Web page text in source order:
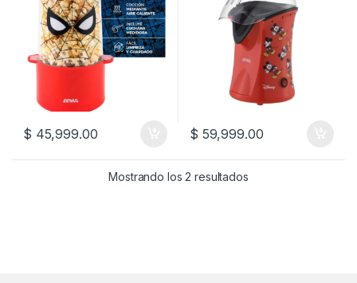
$ 45,999.00 $ 59,999.00
Mostrando los 2 resultados